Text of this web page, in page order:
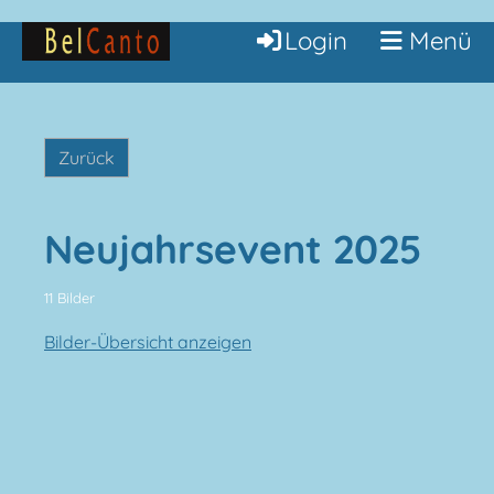
Login Menü
Zurück
Neujahrsevent 2025
11 Bilder
Bilder-Übersicht anzeigen